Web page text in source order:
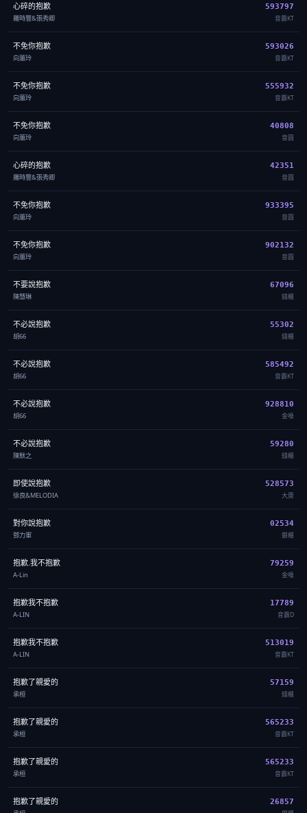
心碎的抱歉
羅時豐&張秀卿
593797
音霸KT
不免你抱歉
向蕙玲
593026
音霸KT
不免你抱歉
向蕙玲
555932
音霸KT
不免你抱歉
向蕙玲
40808
音圓
心碎的抱歉
羅時豐&張秀卿
42351
音圓
不免你抱歉
向蕙玲
933395
音圓
不免你抱歉
向蕙玲
902132
音圓
不要說抱歉
陳慧琳
67096
錢櫃
不必說抱歉
胡66
55302
錢櫃
不必說抱歉
胡66
585492
音霸KT
不必說抱歉
胡66
928810
金嗓
不必說抱歉
陳默之
59280
錢櫃
即使說抱歉
徐良&MELODIA
528573
大唐
對你說抱歉
鄧力軍
02534
銀櫃
抱歉.我不抱歉
A-Lin
79259
金嗓
抱歉我不抱歉
A-LIN
17789
音霸D
抱歉我不抱歉
A-LIN
513019
音霸KT
抱歉了親愛的
承桓
57159
錢櫃
抱歉了親愛的
承桓
565233
音霸KT
抱歉了親愛的
承桓
565233
音霸KT
抱歉了親愛的 26857